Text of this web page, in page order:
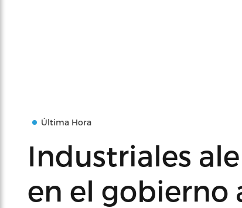
Última Hora
Industriales
en el gobierno